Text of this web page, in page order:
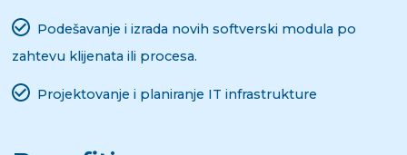
Podešavanje i izrada novih softverski modula po
zahtevu klijenata ili procesa.
Projektovanje i planiranje IT infrastrukture